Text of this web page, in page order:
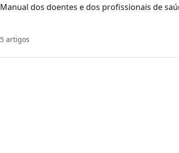
Manual dos doentes e dos profissionais de
5 artigos